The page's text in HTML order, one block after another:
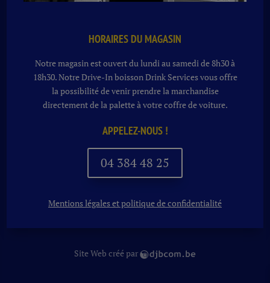
HORAIRES DU MAGASIN
Notre magasin est ouvert du lundi au samedi de 8h30 à
18h30. NotreDrive-In boissonDrink Services vous offre
la possibilité de venir prendre la marchandise
directement de la palette à votre coffre de voiture.
APPELEZ-NOUS !
04 384 48 25
Mentions légales et politique de confidentialité
Site Web créé par